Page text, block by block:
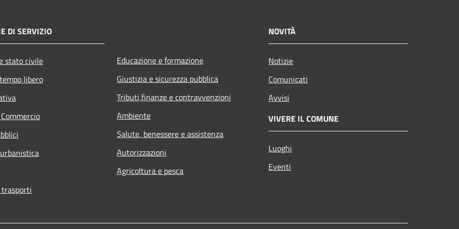
DI SERVIZIO
stato civile
libero
Educazione e formazione
Giustizia e sicurezza pubblica
Tributi,finanze e contravvenzioni
Ambiente
Salute, benessere e assistenza
Autorizzazioni
Agricoltura e pesca
NOVITÀ
Notizie
Comunicati
Avvisi
VIVERE IL COMUNE
Luoghi
Eventi